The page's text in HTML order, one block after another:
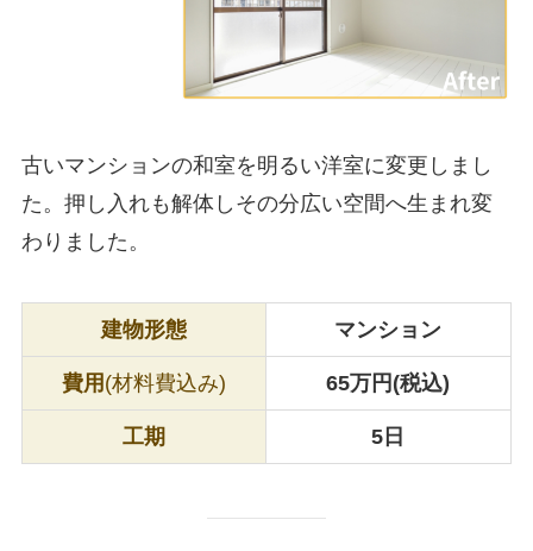
古いマンションの和室を明るい洋室に変更しまし
た。押し入れも解体しその分広い空間へ生まれ変
わりました。
建物形態 マンション
費用 (材料費込み) 65万円(税込)
工期 5日